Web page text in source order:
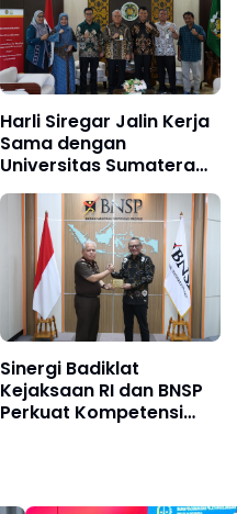
Harli Siregar Jalin Kerja
Sama dengan
Universitas Sumatera
Utara, Universitas
Brawijaya, dan
Universitas Hasanuddin,
Buka Peluang Pegawai
Kejaksaan RI Tempuh
Pendidikan Doktor (S3)
Hukum
Sinergi Badiklat
Kejaksaan RI dan BNSP
Perkuat Kompetensi